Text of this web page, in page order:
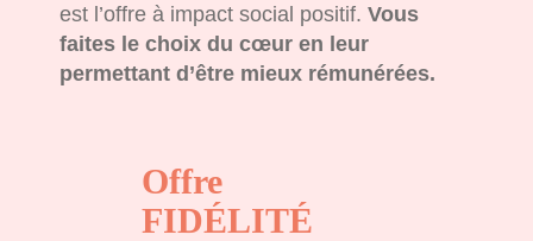
est l’offre à impact social positif. Vous
faites le choix du cœur en leur
permettant d’être mieux rémunérées.
Offre
FIDÉLITÉ